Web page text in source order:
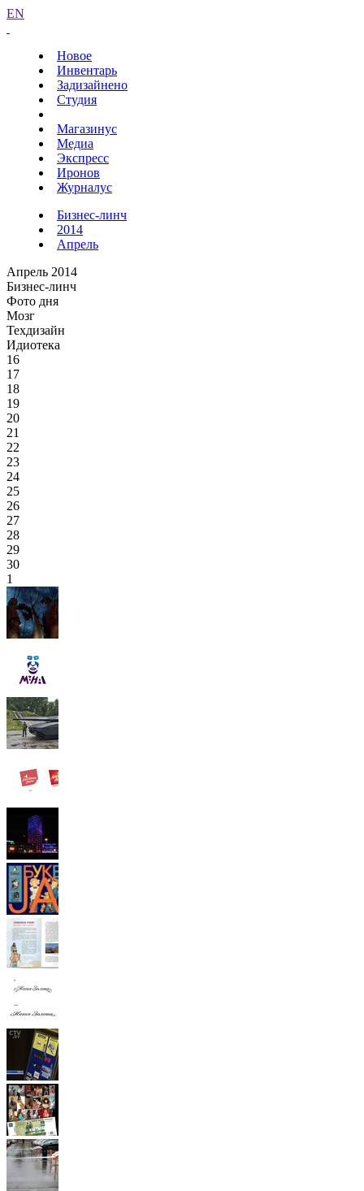
EN
Новое
Инвентарь
Задизайнено
Студия
Магазинус
Медиа
Экспресс
Иронов
Журналус
Бизнес-линч
2014
Апрель
Апрель 2014
Бизнес-линч
Фото дня
Мозг
Техдизайн
Идиотека
16
17
18
19
20
21
22
23
24
25
26
27
28
29
30
1